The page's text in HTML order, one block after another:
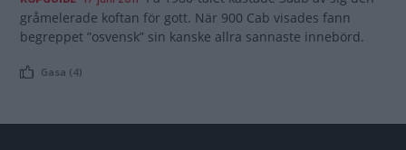
gråmelerade koftan för gott. När 900 Cab visades fann
begreppet ”osvensk” sin kanske allra sannaste innebörd.
Gasa (4)